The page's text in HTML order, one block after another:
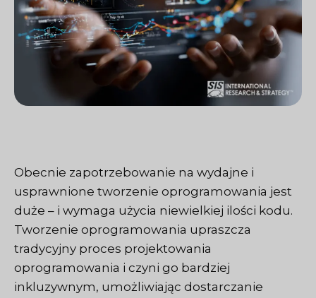
Obecnie zapotrzebowanie na wydajne i
usprawnione tworzenie oprogramowania jest
duże – i wymaga użycia niewielkiej ilości kodu.
Tworzenie oprogramowania upraszcza
tradycyjny proces projektowania
oprogramowania i czyni go bardziej
inkluzywnym, umożliwiając dostarczanie